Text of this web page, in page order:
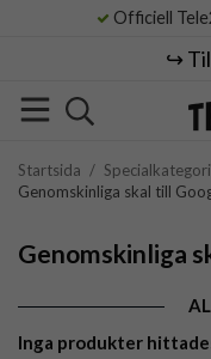
Officiell
↪️
Startsida /
Genomskinliga skal till
Genomskinliga
Inga produkter